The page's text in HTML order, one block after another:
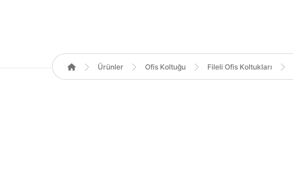
Ürünler Ofis Koltuğu Fileli Ofis Koltukları